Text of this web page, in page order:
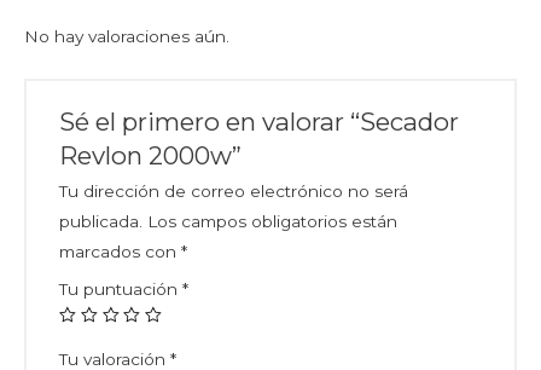
No hay valoraciones aún.
Sé el primero en valorar “Secador
Revlon 2000w”
Tu dirección de correo electrónico no será
publicada.
Los campos obligatorios están
marcados con*
Tu puntuación*
Tu valoración*